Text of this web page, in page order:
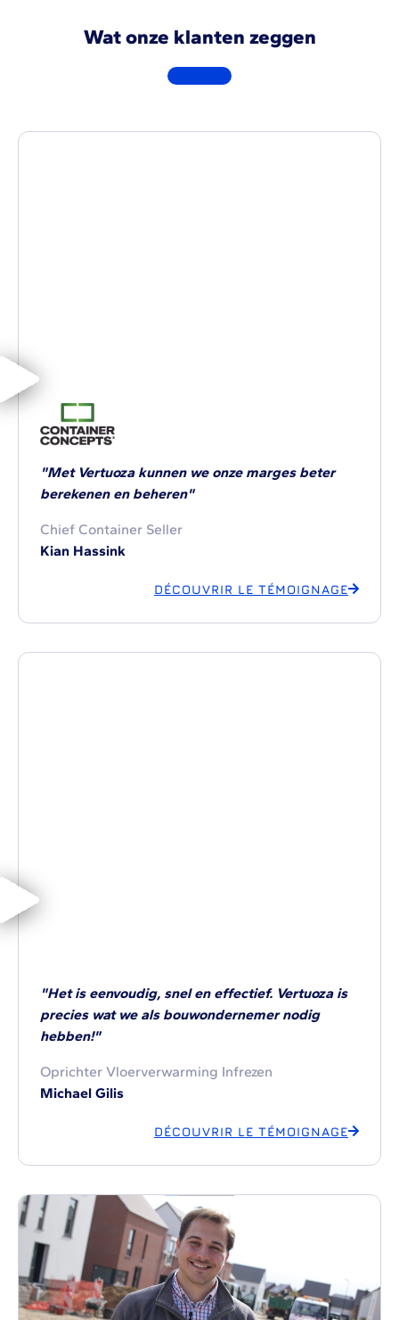
Wat onze klanten zeggen
"Met Vertuoza kunnen we onze marges beter
berekenen en beheren"
Chief Container Seller
Kian Hassink
DÉCOUVRIR LE TÉMOIGNAGE
"Het is eenvoudig, snel en effectief. Vertuoza is
precies wat we als bouwondernemer nodig
hebben!"
Oprichter Vloerverwarming Infrezen
Michael Gilis
DÉCOUVRIR LE TÉMOIGNAGE